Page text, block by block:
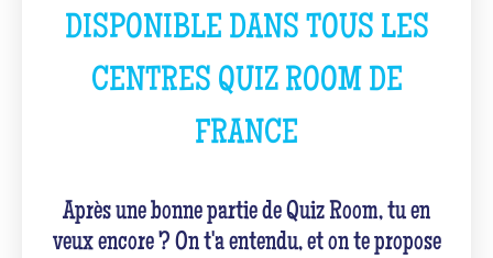
DISPONIBLE DANS TOUS LES
CENTRES QUIZ ROOM DE
FRANCE
Après une bonne partie de Quiz Room, tu en
veux encore ? On t'a entendu, et on te propose